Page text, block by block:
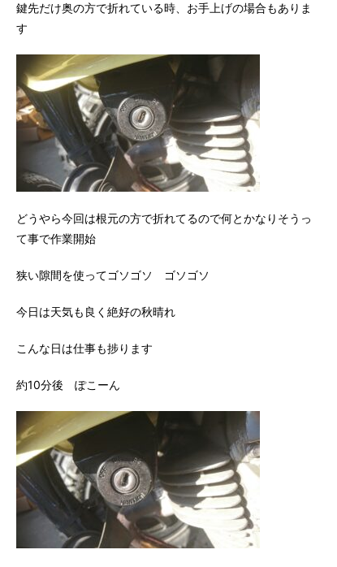
鍵先だけ奥の方で折れている時、お手上げの場合もありま
す
どうやら今回は根元の方で折れてるので何とかなりそうっ
て事で作業開始
狭い隙間を使ってゴソゴソ ゴソゴソ
今日は天気も良く絶好の秋晴れ
こんな日は仕事も捗ります
約10分後 ぽこーん